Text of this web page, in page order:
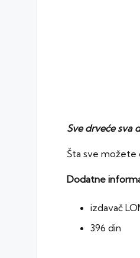
Sve drveće sva
Šta sve možete
Dodatne
izdavač
396 din